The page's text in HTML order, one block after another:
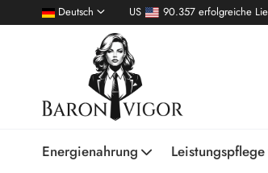
Deutsch US 90.357 erfolgreiche
Energienahrung Leistungspflege